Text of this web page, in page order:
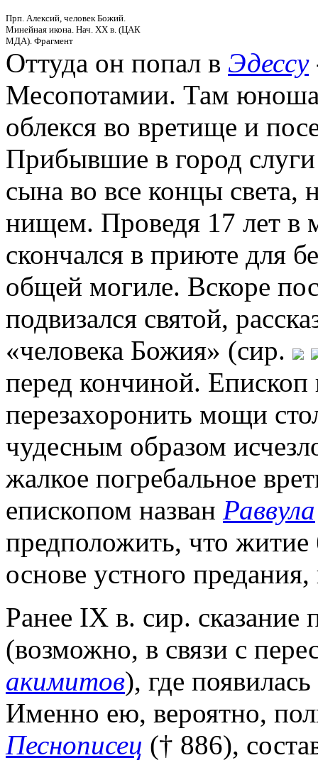
Прп. Алексий, человек Божий.
Минейная икона. Нач. XX в. (ЦАК
МДА). Фрагмент
Оттуда он попал в Эдессу
Месопотамии. Там юноша
облекся во вретище и
Прибывшие в город
сына во все концы
нищем. Проведя 17 лет в
скончался в приюте для
общей могиле. Вскоре
подвизался святой,
«человека Божия» (сир.
перед кончиной. Епископ
перезахоронить мощи
чудесным образом
жалкое погребальное
епископом назван Раввула
предположить, что
основе устного
Ранее IX в. сир. сказание
(возможно, в связи с
акимитов), где
Именно ею, вероятно,
Песнописец († 886),